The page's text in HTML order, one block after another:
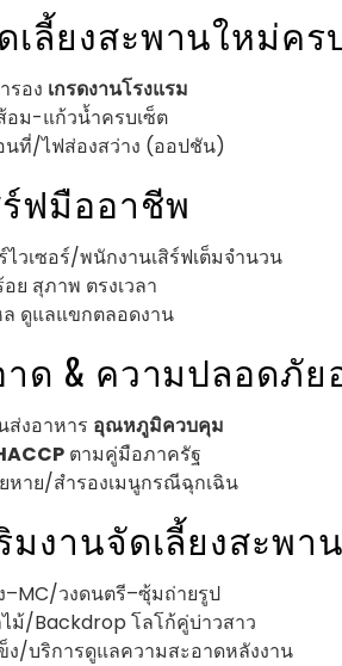
ลี้ยงสะพานใหม่คร
รอง เกรดงานโรงแรม
ม-แก้วน้ำครบเซ็ต
นที่/ไฟส่องสว่าง (ออปชัน)
ฟมืออาชีพ
วเซอร์/พนักงานเสิร์ฟเต็มจำนวน
ย สุภาพ ตรงเวลา
ดูแลแขกตลอดงาน
ด & ความปลอดภัย
ส่งอาหาร อุณหภูมิควบคุม
ตามคู่มือภาครัฐ
หาย/สำรองเมนูกรณีฉุกเฉิน
มงานจัดเลี้ยงสะพา
ง–MC/วงดนตรี–ซุ้มถ่ายรูป
ม้/Backdrop โลโก้คู่บ่าวสาว
ง/บริการดูแลความสะอาดหลังงาน